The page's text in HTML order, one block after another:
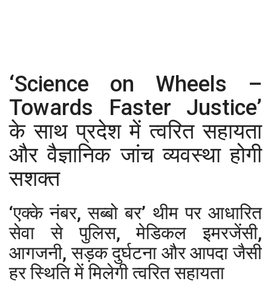
बिजनेस
राशिफल
संपर्क
‘Science on Wheels –
Towards Faster Justice’
के साथ प्रदेश में त्वरित सहायता
और वैज्ञानिक जांच व्यवस्था होगी
सशक्त
‘एक्के नंबर, सब्बो बर’ थीम पर आधारित
सेवा से पुलिस, मेडिकल इमरजेंसी,
आगजनी, सड़क दुर्घटना और आपदा जैसी
हर स्थिति में मिलेगी त्वरित सहायता